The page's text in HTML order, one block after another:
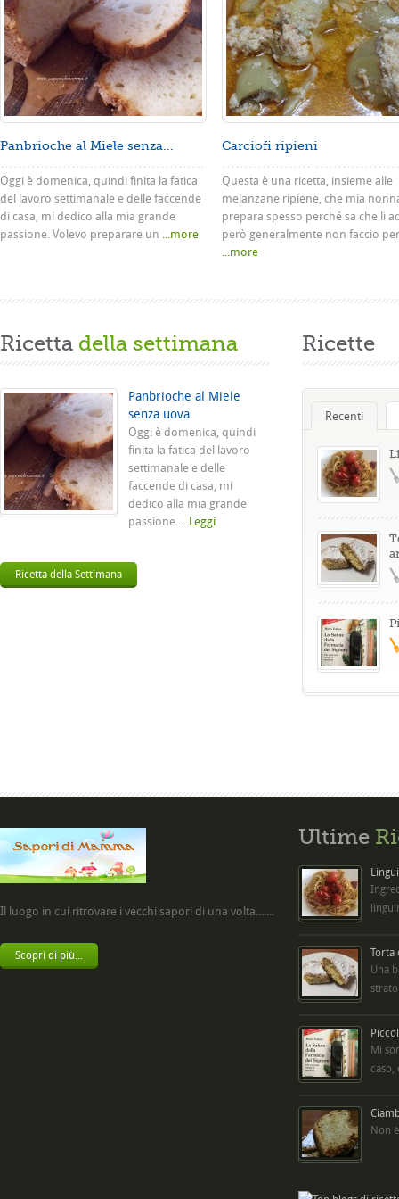
Panbrioche al Miele senza...
Oggi è domenica, quindi finita la fatica
del lavoro settimanale e delle faccende
di casa, mi dedico alla mia grande
passione. Volevo preparare un ...more
Carciofi ripieni
Questa è una ricetta, insieme alle
melanzane ripiene, che mia
prepara spesso perché sa che li
però generalmente non faccio
...more
Ricetta della settimana
Panbrioche al Miele
senza uova
Oggi è domenica, quindi
finita la fatica del lavoro
settimanale e delle
faccende di casa, mi
dedico alla mia grande
passione.... Leggi
Ricetta della Settimana
Ricette
Recenti
Il luogo in cui ritrovare i vecchi sapori di una volta.......
Scopri di più...
Ultime
Torta
Una
Mi
caso,
Non